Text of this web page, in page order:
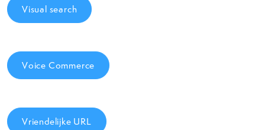
Visual search
Voice Commerce
Vriendelijke URL